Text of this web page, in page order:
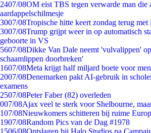
2407/08OM eist TBS tegen verwarde man die
aardappelschilmesje
3007/08Tropische hitte keert zondag terug met
3007/08Trump grijpt weer in op automatisch
geboorte in VS
5607/08Dikke Van Dale neemt 'vulvalippen'
schaamlippen doorbreken'
1607/08Meta krijgt half miljard boete voor
2007/08Denemarken pakt AI-gebruik in
examens
2507/08Peter Faber (82) overleden
007/08Ajax veel te sterk voor Shelbourne,
107/08Nieuwkomers schitteren bij ruime
1907/08Random Pics van de Dag #1978
1506/08Ontslagen bij Halo Studios na